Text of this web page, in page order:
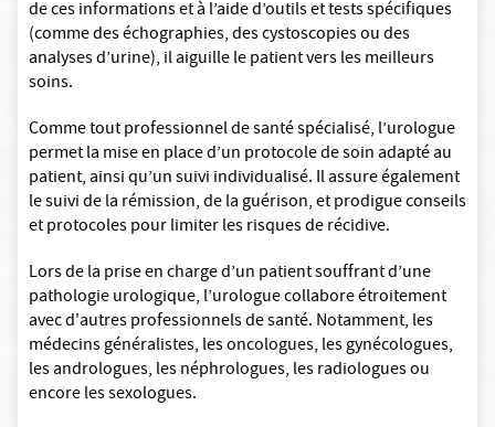
de ces informations et à l’aide d’outils et tests spécifiques
(comme des échographies, des cystoscopies ou des
analyses d’urine), il aiguille le patient vers les meilleurs
soins.
Comme tout professionnel de santé spécialisé, l’urologue
permet la mise en place d’un protocole de soin adapté au
patient, ainsi qu’un suivi individualisé. Il assure également
le suivi de la rémission, de la guérison, et prodigue conseils
et protocoles pour limiter les risques de récidive.
Lors de la prise en charge d’un patient souffrant d’une
pathologie urologique, l’urologue collabore étroitement
avec d'autres professionnels de santé. Notamment, les
médecins généralistes, les oncologues, les gynécologues,
les andrologues, les néphrologues, les radiologues ou
encore les sexologues.